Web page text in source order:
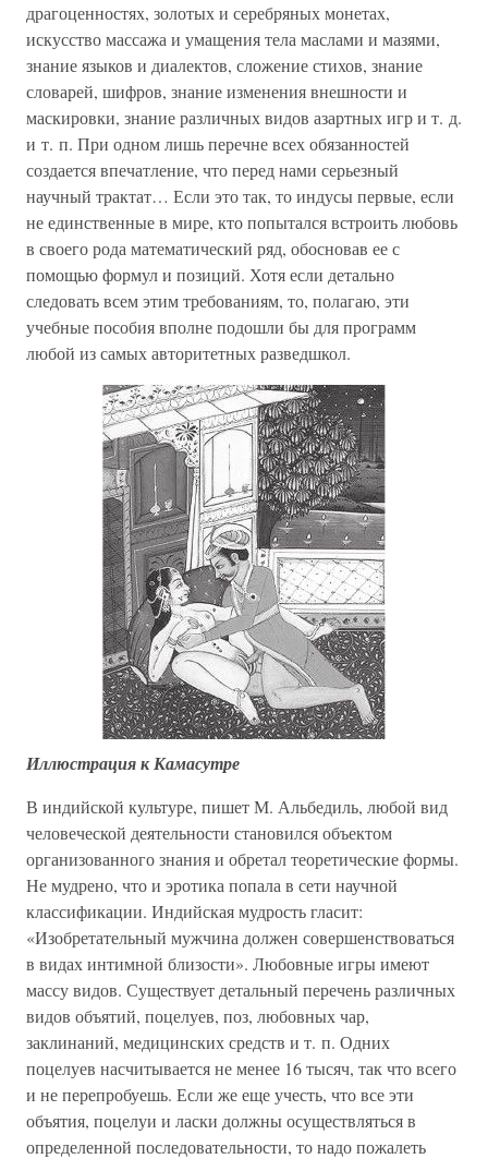
драгоценностях, золотых и серебряных монетах,
искусство массажа и умащения тела маслами и мазями,
знание языков и диалектов, сложение стихов, знание
словарей, шифров, знание изменения внешности и
маскировки, знание различных видов азартных игр и т. д.
и т. п. При одном лишь перечне всех обязанностей
создается впечатление, что перед нами серьезный
научный трактат… Если это так, то индусы первые, если
не единственные в мире, кто попытался встроить любовь
в своего рода математический ряд, обосновав ее с
помощью формул и позиций. Хотя если детально
следовать всем этим требованиям, то, полагаю, эти
учебные пособия вполне подошли бы для программ
любой из самых авторитетных разведшкол.
Иллюстрация к Камасутре
В индийской культуре, пишет М. Альбедиль, любой вид
человеческой деятельности становился объектом
организованного знания и обретал теоретические формы.
Не мудрено, что и эротика попала в сети научной
классификации. Индийская мудрость гласит:
«Изобретательный мужчина должен совершенствоваться
в видах интимной близости». Любовные игры имеют
массу видов. Существует детальный перечень различных
видов объятий, поцелуев, поз, любовных чар,
заклинаний, медицинских средств и т. п. Одних
поцелуев насчитывается не менее 16 тысяч, так что всего
и не перепробуешь. Если же еще учесть, что все эти
объятия, поцелуи и ласки должны осуществляться в
определенной последовательности, то надо пожалеть